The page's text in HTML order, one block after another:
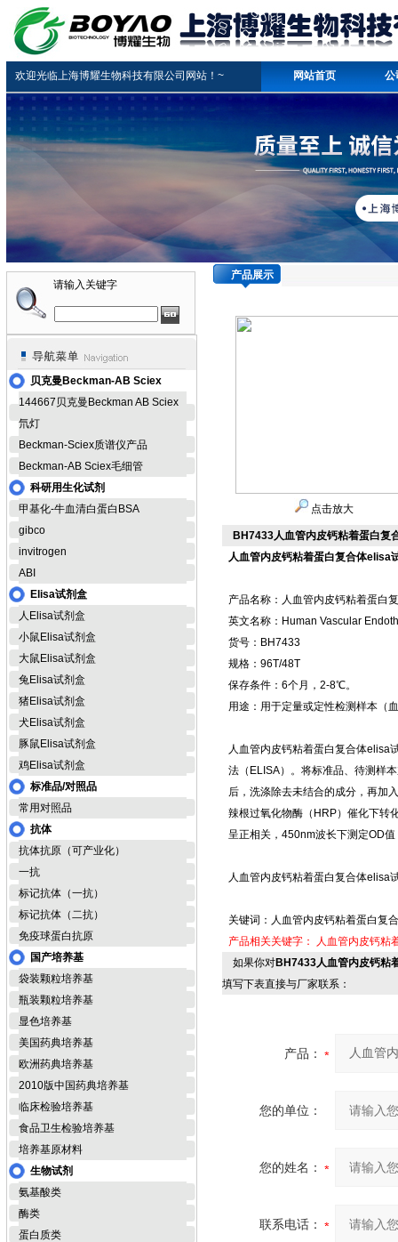
欢迎光临上海博耀生物科技有限公司网站！~ 网站首页 公
请输入关键字
贝克曼Beckman-AB Sciex
144667贝克曼Beckman AB Sciex
氘灯
Beckman-Sciex质谱仪产品
Beckman-AB Sciex毛细管
科研用生化试剂
甲基化-牛血清白蛋白BSA
gibco
invitrogen
ABI
Elisa试剂盒
人Elisa试剂盒
小鼠Elisa试剂盒
大鼠Elisa试剂盒
兔Elisa试剂盒
猪Elisa试剂盒
犬Elisa试剂盒
豚鼠Elisa试剂盒
鸡Elisa试剂盒
标准品/对照品
常用对照品
抗体
抗体抗原（可产业化）
一抗
标记抗体（一抗）
标记抗体（二抗）
免疫球蛋白抗原
国产培养基
袋装颗粒培养基
瓶装颗粒培养基
显色培养基
美国药典培养基
欧洲药典培养基
2010版中国药典培养基
临床检验培养基
食品卫生检验培养基
培养基原材料
生物试剂
氨基酸类
酶类
蛋白质类
产品展示
点击放大
BH7433人血管内皮钙粘着蛋白复
人血管内皮钙粘着蛋白复合体elisa
产品名称：人血管内皮钙粘着蛋白
英文名称：Human Vascular
货号：BH7433
规格：96T/48T
保存条件：6个月，2-8℃。
用途：用于定量或定性检测样本（
人血管内皮钙粘着蛋白复合体elisa
法（ELISA）。将标准品、待测样
后，洗涤除去未结合的成分，再加
辣根过氧化物酶（HRP）催化下转
呈正相关，450nm波长下测定OD
人血管内皮钙粘着蛋白复合体elisa
关键词：人血管内皮钙粘着蛋白复
产品相关关键字：
人血管内皮钙粘
如果你对BH7433人血管内皮钙粘
填写下表直接与厂家联系：
产品：
您的单位：
您的姓名：
联系电话：